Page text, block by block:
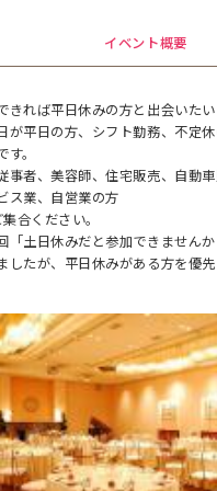
イベント概要
れば平日休みの方と出会いたい
が平日の方、シフト勤務、不定
。
事者、美容師、住宅販売、自動車
ス業、自営業の方
合ください。
「土日休みだと参加できません
したが、平日休みがある方を優先